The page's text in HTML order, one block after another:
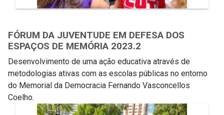
FÓRUM DA JUVENTUDE EM DEFESA DOS
ESPAÇOS DE MEMÓRIA 2023.2
Desenvolvimento de uma ação educativa através de
metodologias ativas com as escolas públicas no entorno
do Memorial da Democracia Fernando Vasconcellos
Coelho.
Galeria de Mídias